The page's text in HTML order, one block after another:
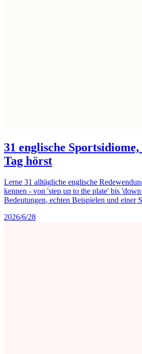
31 englische
Tag hörst
Lerne 31 alltägliche englische
kennen - von 'step up to the plate' bis
Bedeutungen, echten Beispielen und einer
2026/6/28